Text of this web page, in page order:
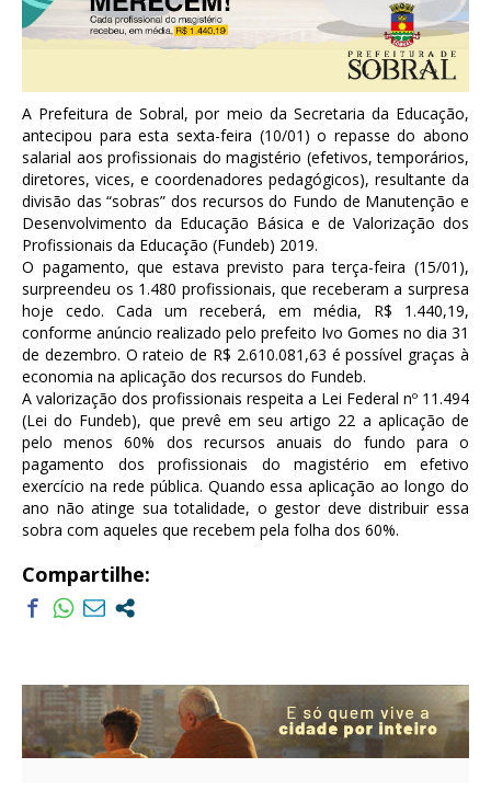
A Prefeitura de Sobral, por meio da Secretaria da Educação,
antecipou para esta sexta-feira (10/01) o repasse do abono
salarial aos profissionais do magistério (efetivos, temporários,
diretores, vices, e coordenadores pedagógicos), resultante da
divisão das “sobras” dos recursos do Fundo de Manutenção e
Desenvolvimento da Educação Básica e de Valorização dos
Profissionais da Educação (Fundeb) 2019.
O pagamento, que estava previsto para terça-feira (15/01),
surpreendeu os 1.480 profissionais, que receberam a surpresa
hoje cedo. Cada um receberá, em média, R$ 1.440,19,
conforme anúncio realizado pelo prefeito Ivo Gomes no dia 31
de dezembro. O rateio de R$ 2.610.081,63 é possível graças à
economia na aplicação dos recursos do Fundeb.
A valorização dos profissionais respeita a Lei Federal nº 11.494
(Lei do Fundeb), que prevê em seu artigo 22 a aplicação de
pelo menos 60% dos recursos anuais do fundo para o
pagamento dos profissionais do magistério em efetivo
exercício na rede pública. Quando essa aplicação ao longo do
ano não atinge sua totalidade, o gestor deve distribuir essa
sobra com aqueles que recebem pela folha dos 60%.
Compartilhe: